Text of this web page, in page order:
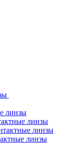
линзы
линзы
линзы
линзы